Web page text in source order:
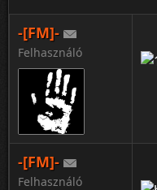
-[FM]-
Felhasználó
-[FM]-
Felhasználó